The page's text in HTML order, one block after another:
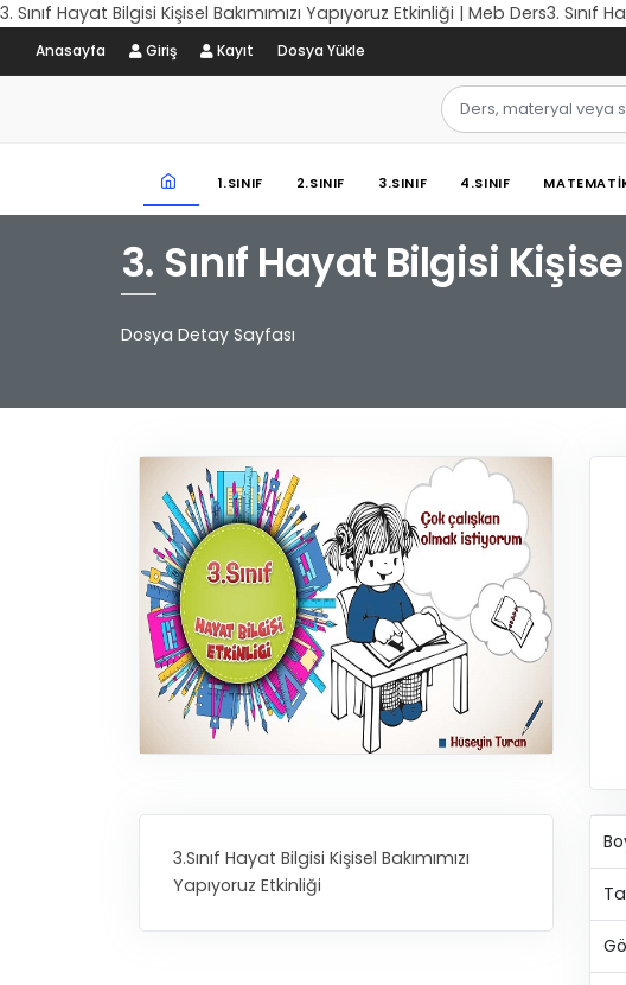
3. Sınıf Hayat Bilgisi Kişisel Bakımımızı Yapıyoruz Etkinliği | Meb Ders3. Sınıf
Anasayfa Giriş Kayıt Dosya Yükle
1.SINIF 2.SINIF 3.SINIF 4.SINIF
3. Sınıf Hayat Bilgisi
Dosya Detay Sayfası
3.Sınıf Hayat Bilgisi Kişisel Bakımımızı
Yapıyoruz Etkinliği